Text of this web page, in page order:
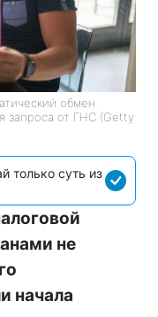
обмен
запроса от ГНС (Getty
только суть из
не
начала